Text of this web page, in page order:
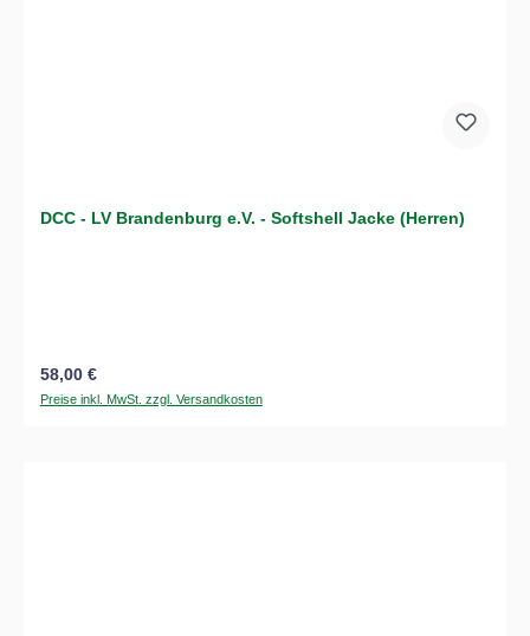
DCC - LV Brandenburg e.V. - Softshell Jacke (Herren)
Regulärer Preis:
58,00 €
Preise inkl. MwSt. zzgl. Versandkosten